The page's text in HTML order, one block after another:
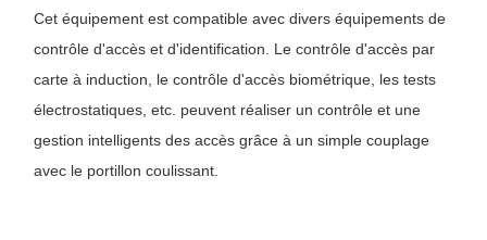
Cet équipement est compatible avec divers équipements de
contrôle d'accès et d'identification. Le contrôle d'accès par
carte à induction, le contrôle d'accès biométrique, les tests
électrostatiques, etc. peuvent réaliser un contrôle et une
gestion intelligents des accès grâce à un simple couplage
avec le portillon coulissant.